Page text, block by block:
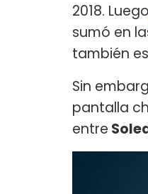
2018.
sumó en
también
Sin
pantalla
entre